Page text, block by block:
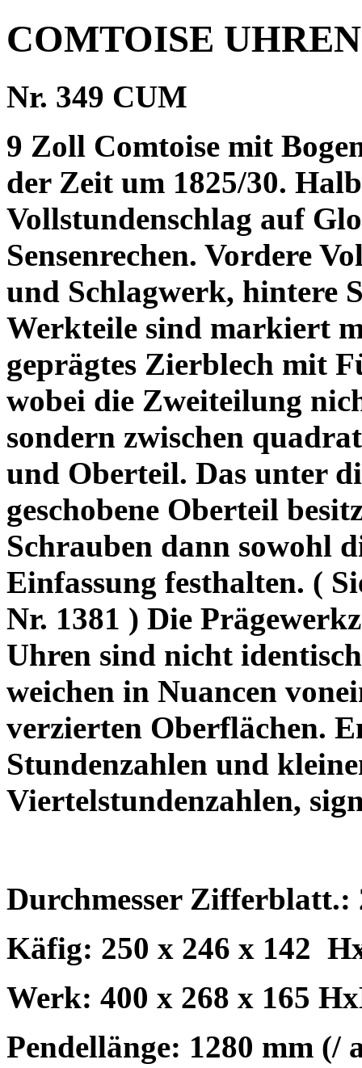
COMTOISE
Nr. 349 CUM
9 Zoll Comtoise mit
der Zeit um 1825/30.
Vollstundenschlag auf
Sensenrechen. Vordere
und Schlagwerk, hintere
Werkteile sind markiert
geprägtes Zierblech mit
wobei die Zweiteilung
sondern zwischen
und Oberteil. Das unter
geschobene Oberteil
Schrauben dann sowohl
Einfassung festhalten. (
Nr. 1381 ) Die
Uhren sind nicht
weichen in Nuancen
verzierten Oberflächen.
Stundenzahlen und
Viertelstundenzahlen,
Durchmesser Zifferblatt.:
Käfig: 250 x 246 x 142
Werk: 400 x 268 x 165
Pendellänge: 1280 mm (/